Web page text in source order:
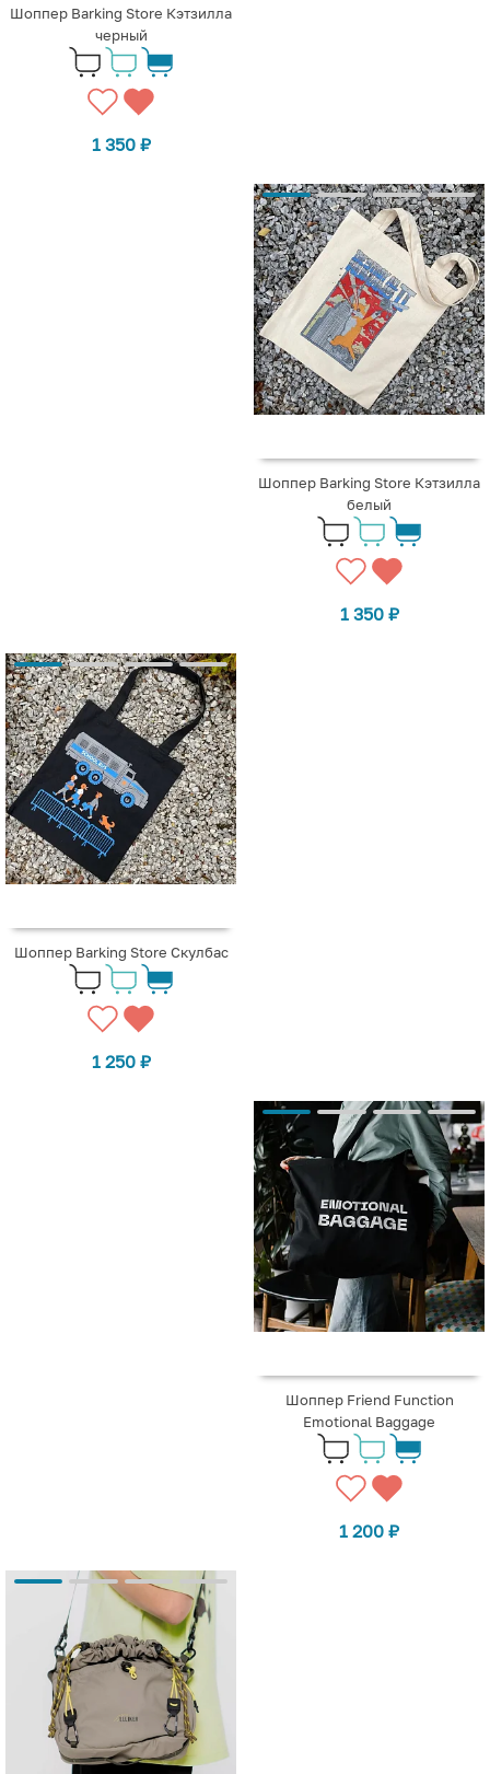
Шоппер Barking Store Кэтзилла
черный
1 350 ₽
Шоппер Barking Store Кэтзилла
белый
1 350 ₽
Шоппер Barking Store Скулбас
1 250 ₽
Шоппер Friend Function
Emotional Baggage
1 200 ₽